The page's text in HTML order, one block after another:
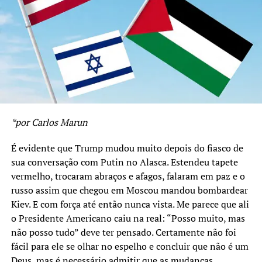
fronteiras anteriores a Guerra de 1967. Ou seja, pela Paz
os líderes Palestinos aceitaram instalar o seu Estado em
13% da área original da Palestina, ficando 87% do
território para o Estado de Israel.
Havia o temor de uma rejeição popular a proposta.
Mesmo assim, Arafat voltou para a Região e foi eleito
de 90% dos votos dos habitantes de Gaza e da
queria a Paz.
Já em Israel as coisas aconteceram de forma inversa.
Rabin voltou e encontrou cerrada oposição aos acordos.
Convocou uma manifestação peja Paz, e foi ali
assassinado.
O pior veio depois. Nas eleições que se seguiram,
Nethaniahu, um jovem, ambicioso e politicamente
*por Carlos Marun
É evidente que Trump mudou muito depois do fiasco de
sua conversação com Putin no Alasca. Estendeu tapete
vermelho, trocaram abraços e afagos, falaram em paz e o
russo assim que chegou em Moscou mandou bombardear
Kiev. E com força até então nunca vista. Me parece que ali
o Presidente Americano caiu na real: “Posso muito, mas
não posso tudo” deve ter pensado. Certamente não foi
fácil para ele se olhar no espelho e concluir que não é um